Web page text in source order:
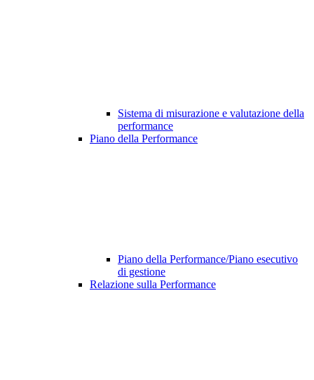
Sistema di misurazione e valutazione della
performance
Piano della Performance
Piano della Performance/Piano esecutivo
di gestione
Relazione sulla Performance